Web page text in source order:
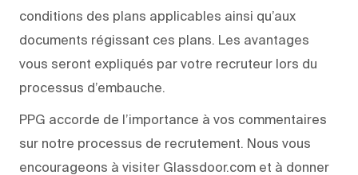
conditions des plans applicables ainsi qu’aux
documents régissant ces plans. Les avantages
vous seront expliqués par votre recruteur lors du
processus d’embauche.
PPG accorde de l’importance à vos commentaires
sur notre processus de recrutement. Nous vous
encourageons à visiter Glassdoor.com et à donner